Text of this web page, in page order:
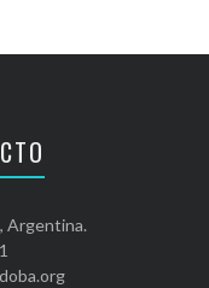
Argentina.